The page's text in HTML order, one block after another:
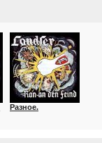
Разное.